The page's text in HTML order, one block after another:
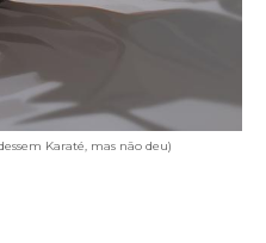
Karaté, mas não deu)